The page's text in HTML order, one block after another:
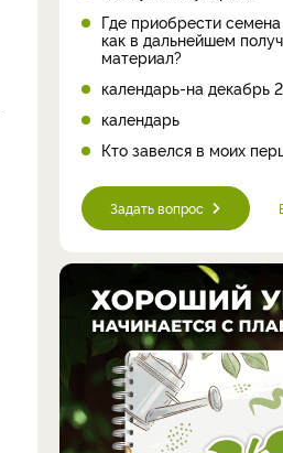
Где приобрести
как в дальнейшем
материал?
календарь-на декабрь
календарь
Кто завелся в моих
Задать вопрос